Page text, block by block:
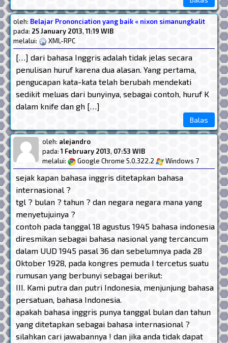
oleh: Belajar Prononciation yang baik « nixon simanungkalit
pada: 25 January 2013,11:19 WIB
melalui:
XML-RPC
[…] dari bahasa Inggris adalah tidak jelas secara
penulisan huruf karena dua alasan. Yang pertama,
pengucapan kata-kata telah berubah mendekati
sedikit meluas dari bunyinya, sebagai contoh, huruf K
dalam knife dan gh […]
Balas
oleh: alejandro
pada:1 February 2013, 07:53 WIB
melalui:
Google Chrome 5.0.322.2 Windows 7
sejak kapan bahasa inggris ditetapkan bahasa
internasional ?
tgl ? bulan ? tahun ? dan negara negara mana yang
menyetujuinya ?
contoh pada tanggal 18 agustus 1945 bahasa indonesia
diresmikan sebagai bahasa nasional yang tercancum
dalam UUD 1945 pasal 36 dan sebelumnya pada 28
Oktober 1928, pada kongres pemuda I tercetus suatu
rumusan yang berbunyi sebagai berikut:
III. Kami putra dan putri Indonesia, menjunjung bahasa
persatuan, bahasa Indonesia.
apakah bahasa inggris punya tanggal bulan dan tahun
yang ditetapkan sebagai bahasa internasional ?
silahkan cari jawabannya ! dan jika anda tidak dapat